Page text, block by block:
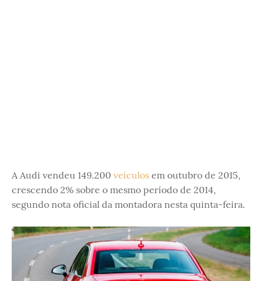
A Audi vendeu 149.200 veículos em outubro de 2015,
crescendo 2% sobre o mesmo período de 2014,
segundo nota oficial da montadora nesta quinta-feira.